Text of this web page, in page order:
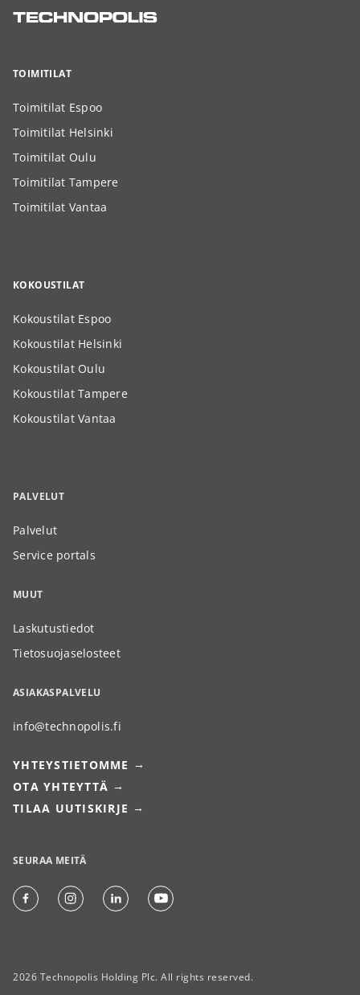
TOIMITILAT
Toimitilat Espoo
Toimitilat Helsinki
Toimitilat Oulu
Toimitilat Tampere
Toimitilat Vantaa
KOKOUSTILAT
Kokoustilat Espoo
Kokoustilat Helsinki
Kokoustilat Oulu
Kokoustilat Tampere
Kokoustilat Vantaa
PALVELUT
Palvelut
Service portals
MUUT
Laskutustiedot
Tietosuojaselosteet
ASIAKASPALVELU
info@technopolis.fi
YHTEYSTIETOMME
OTA YHTEYTTÄ
TILAA UUTISKIRJE
SEURAA MEITÄ
2026 Technopolis Holding Plc. All rights reserved.